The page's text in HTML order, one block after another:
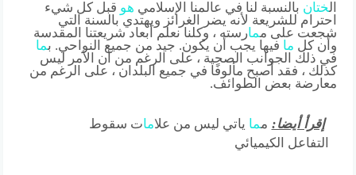
ختان بالنسبة لنا في عالمنا الإسلامي هو قبل كل شيء
احترام للشريعة لأنه يضر الغرائز ويهتدي بالسنة التي
شجعت على م مارسته ، وكلنا نعلم أبعاد شريعتنا المقدسة
وأن كل ما فيها يجب أن يكون. جيد من جميع النواحي. بما
في ذلك الجوانب الصحية ، على الرغم من أن الأمر ليس
كذلك ، فقد أصبح مألوفًا في جميع البلدان ، على الرغم من
معارضة بعض الطوائف.
إقرأ أيضا: مما ياتي ليس من علامات سقوط
التفاعل الكيميائي